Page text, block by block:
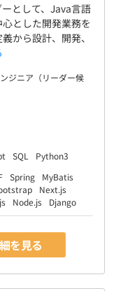
として、Java言語
とした開発業務を
から設計、開発、
ジニア（リーダー候
SQL
Python3
Spring
MyBatis
Next.js
Node.js Django
を見る